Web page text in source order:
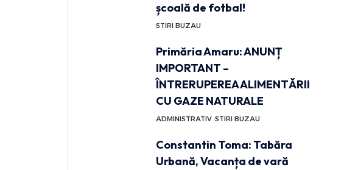
școală de fotbal!
STIRI BUZAU
Primăria Amaru: ANUNȚ
IMPORTANT –
ÎNTRERUPEREA ALIMENTĂRII
CU GAZE NATURALE
ADMINISTRATIV STIRI BUZAU
Constantin Toma: Tabăra
Urbană, Vacanța de vară